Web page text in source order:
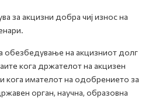
за акцизни добра чиј износ на
обезбедување на акцизниот долг
кога држателот на акцизен
кога имателот на одобрението за
орган, научна, образовна